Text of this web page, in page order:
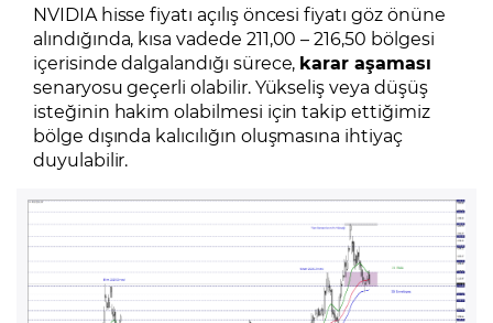
NVIDIA hisse fiyatı açılış öncesi fiyatı göz önüne
alındığında, kısa vadede 211,00 – 216,50 bölgesi
içerisinde dalgalandığı sürece, karar aşaması
senaryosu geçerli olabilir. Yükseliş veya düşüş
isteğinin hakim olabilmesi için takip ettiğimiz
bölge dışında kalıcılığın oluşmasına ihtiyaç
duyulabilir.